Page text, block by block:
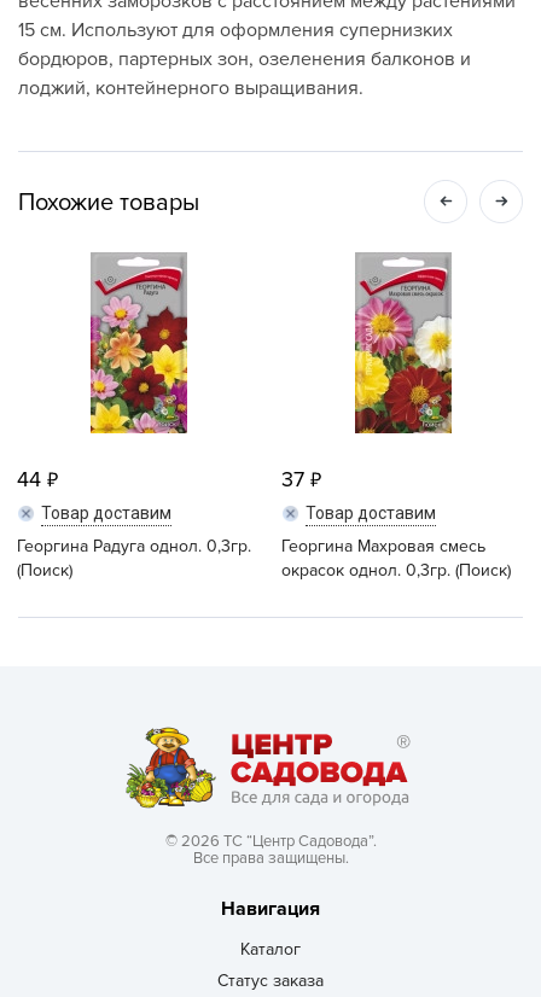
15 см. Используют для оформления супернизких
бордюров, партерных зон, озеленения балконов и
лоджий, контейнерного выращивания.
Похожие товары
44
Товар доставим
Георгина Радуга однол. 0,3гр.
(Поиск)
37
Товар доставим
Георгина Махровая смесь
окрасок однол. 0,3гр. (Поиск)
© 2026 ТС “Центр Садовода”.
Все права защищены.
Навигация
Каталог
Статус заказа